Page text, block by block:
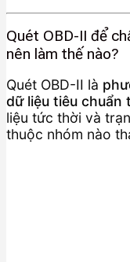
Quét OBD-II để
nên làm thế nào?
Quét OBD-II là
dữ liệu tiêu chuẩn
liệu tức thời và
thuộc nhóm nào